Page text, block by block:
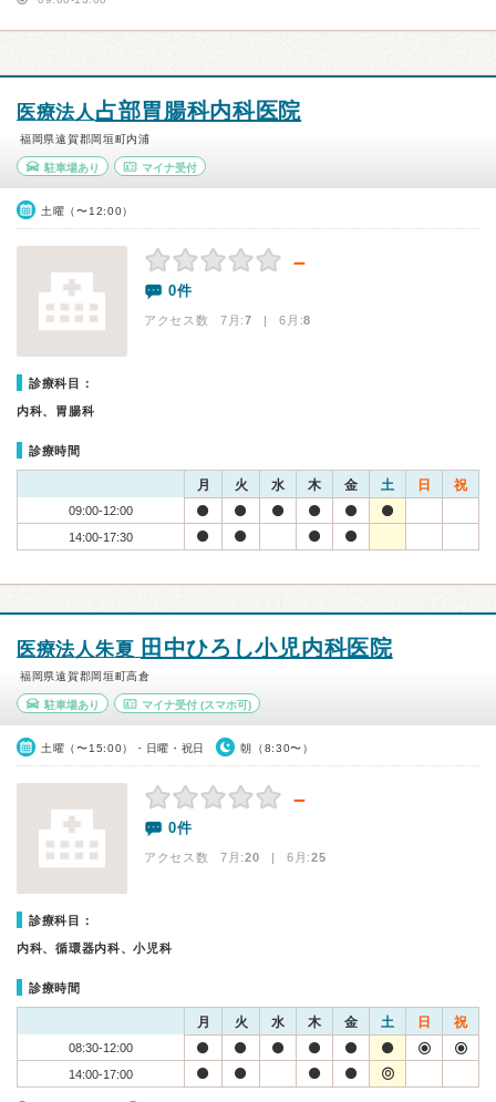
医療法人占部胃腸科内科医院
福岡県遠賀郡岡垣町内浦
駐車場あり マイナ受付
土曜（〜12:00）
－
0件
アクセス数 7月:7 | 6月:8
診療科目：
内科、胃腸科
診療時間
月 火 水 木 金 土 日 祝
09:00-12:00
14:00-17:30
医療法人朱夏 田中ひろし小児内科医院
福岡県遠賀郡岡垣町高倉
駐車場あり マイナ受付(スマホ可)
土曜（〜15:00）・日曜・祝日 朝（8:30〜）
－
0件
アクセス数 7月:20 | 6月:25
診療科目：
内科、循環器内科、小児科
診療時間
月 火 水 木 金 土 日 祝
08:30-12:00
14:00-17:00